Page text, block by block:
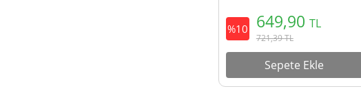
%10 649,90 TL
721,39TL
Sepete Ekle